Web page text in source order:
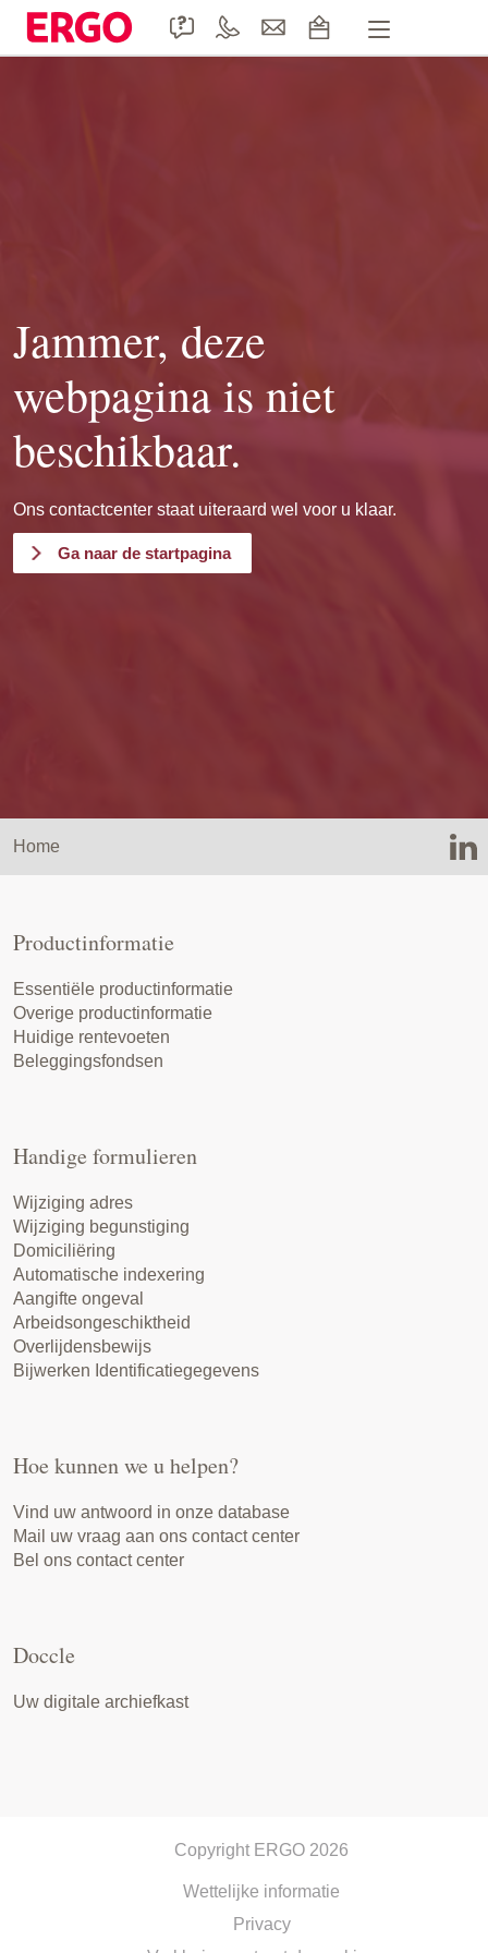
Jammer, deze
webpagina is niet
beschikbaar.
Ons contactcenter staat uiteraard wel voor u klaar.
Ga naar de startpagina
Home
Productinformatie
Essentiële productinformatie
Overige productinformatie
Huidige rentevoeten
Beleggingsfondsen
Handige formulieren
Wijziging adres
Wijziging begunstiging
Domiciliëring
Automatische indexering
Aangifte ongeval
Arbeidsongeschiktheid
Overlijdensbewijs
Bijwerken Identificatiegegevens
Hoe kunnen we u helpen?
Vind uw antwoord in onze database
Mail uw vraag aan ons contact center
Bel ons contact center
Doccle
Uw digitale archiefkast
Copyright ERGO 2026
Wettelijke informatie
Privacy